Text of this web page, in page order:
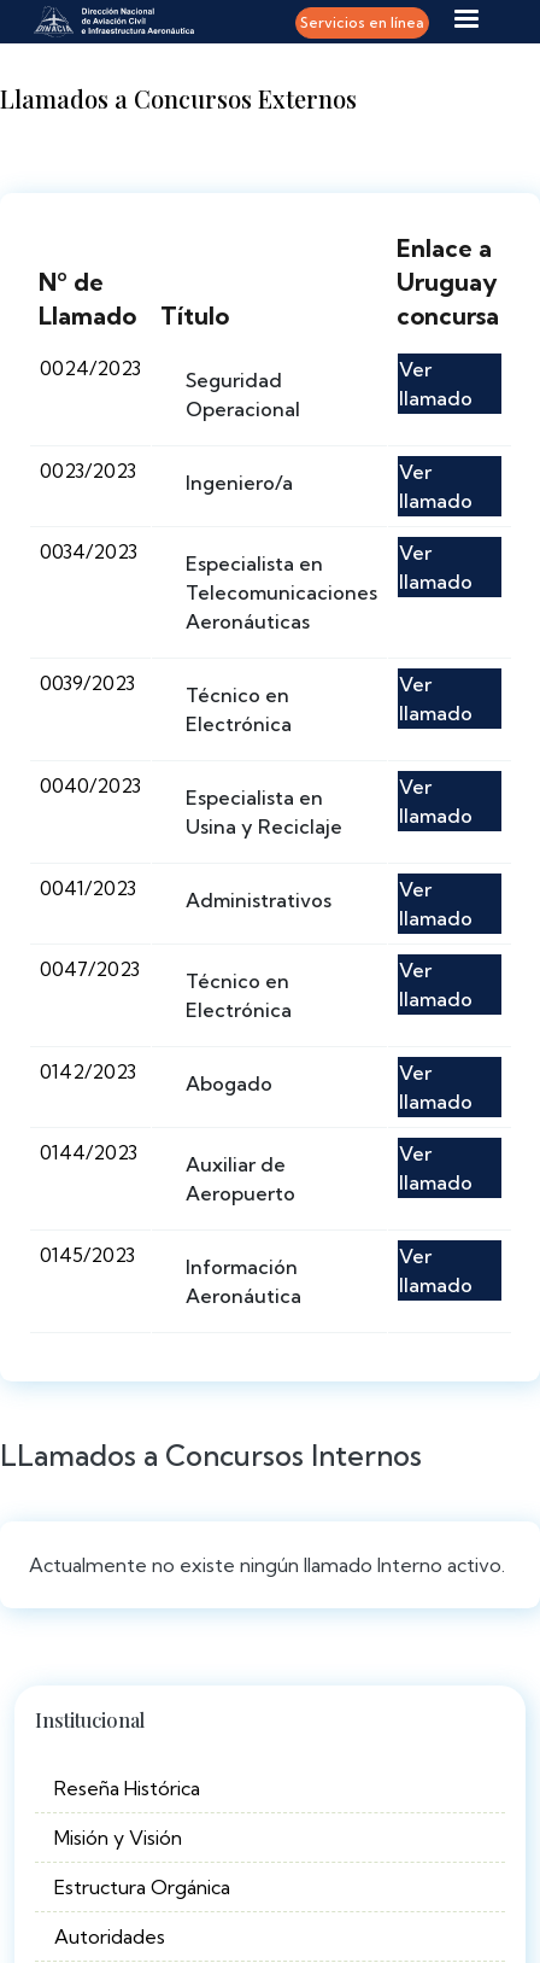
Pasar al contenido principal Servicios en línea
Llamados a Concursos Externos
Nº de
Llamado
Título
Enlace a
Uruguay
concursa
0024/2023
Seguridad
Operacional
Ver
llamado
0023/2023 Ingeniero/a
Ver
llamado
0034/2023
Especialista en
Telecomunicaciones
Aeronáuticas
Ver
llamado
0039/2023
Técnico en
Electrónica
Ver
llamado
0040/2023
Especialista en
Usina y Reciclaje
Ver
llamado
0041/2023 Administrativos
Ver
llamado
0047/2023
Técnico en
Electrónica
Ver
llamado
0142/2023 Abogado
Ver
llamado
0144/2023
Auxiliar de
Aeropuerto
Ver
llamado
0145/2023
Información
Aeronáutica
Ver
llamado
LLamados a Concursos Internos
Actualmente no existe ningún llamado Interno activo.
Institucional
Reseña Histórica
Misión y Visión
Estructura Orgánica
Autoridades